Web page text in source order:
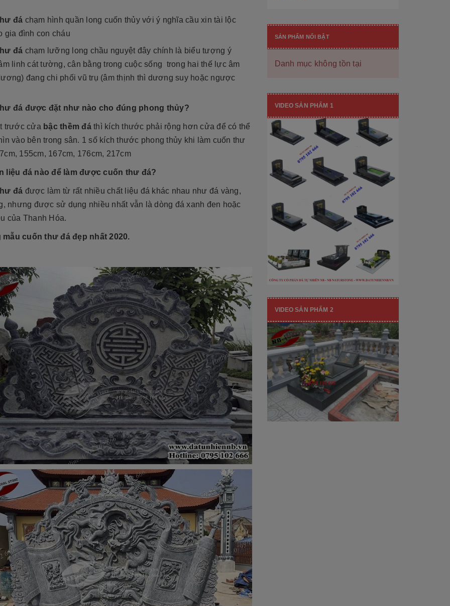
2026 ❤️ 199+ Mẫu
17/07/2026
năm gần đây, mộ đá hoa
có tên gọi khác là mộ đá
thành một xu hướng chủ
kế thi công mộ đá tự
bền cao, mẫu mã đẹp, kiểu
Cẩn thận! 10+ Sai Lầm Cần Tránh Khi
Làm Mộ Đá Cho Người Thân
Đá Tự Nhiên NB 01/07/2026
Mộ phần là nơi yên nghỉ của người mất,
là chốn linh thiêng của gia đình dòng
tri ân công đức dưỡng dục sinh thành
tổ...
[Đọc tiếp...]
Biển hiệu đá khối đang ngày càng được
nhiều công ty, khu đô thị mới, resort cao
cấp lựa chọn nhờ vẻ đẹp sang trọng, bề
thế cùng độ bền vượt trội. Không chỉ là
hạng mục nhận diện thương hiệu, nó
đá chạm hình quần long cuốn thủy với ý nghĩa cầu xin tài lộc
gia đình con cháu
đá chạm lưỡng long chầu nguyệt đây chính là biểu tượng ý
linh cát tường, cân bằng trong cuộc sống trong hai thế lực âm
đang chi phối vũ trụ (âm thịnh thì dương suy hoặc ngược
đá được đặt như nào cho đúng phong thủy?
trước cửa bậc thềm đá thì kích thước phải rộng hơn cửa để có thể
vào bên trong sân. 1 số kích thước phong thủy khi làm cuốn thư
155cm, 167cm, 176cm, 217cm
liệu đá nào để làm được cuốn thư đá?
đá được làm từ rất nhiều chất liệu đá khác nhau như đá vàng,
nhưng được sử dụng nhiều nhất vẫn là dòng đá xanh đen hoặc
của Thanh Hóa.
mẫu cuốn thư đá đẹp nhất 2020.
SẢN PHẨM NỔI BẬT
Danh mục không tồn tại
VIDEO SẢN PHẨM 1
VIDEO SẢN PHẨM 2